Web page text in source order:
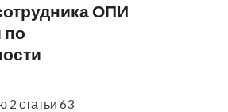
ОПИ
по
2 статьи 63